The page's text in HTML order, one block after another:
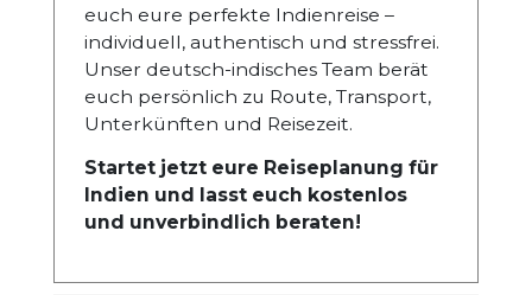
euch eure perfekte Indienreise –
individuell, authentisch und stressfrei.
Unser deutsch-indisches Team berät
euch persönlich zu Route, Transport,
Unterkünften und Reisezeit.
Startet jetzt eure Reiseplanung für
Indien und lasst euch kostenlos
und unverbindlich beraten!